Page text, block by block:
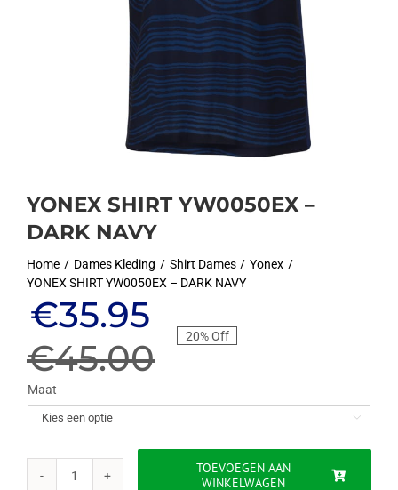
YONEX SHIRT YW0050EX –
DARK NAVY
Home Dames Kleding Shirt Dames
Yonex
YONEX SHIRT YW0050EX – DARK NAVY
€45.00
Oorspronkelijke
prijs
was:
€45.00.
€35.95
Huidige
prijs
is:
€35.95.
20% Off
Maat

YONEX
TOEVOEGEN AAN
WINKELWAGEN